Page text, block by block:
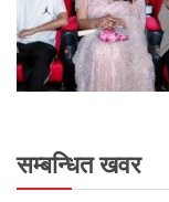
सम्बन्धित खवर